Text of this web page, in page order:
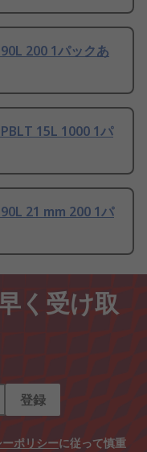
200 1パックあ
15L 1000 1パ
21 mm 200 1パ
く受け取
登録
ポリシーに従って慎重